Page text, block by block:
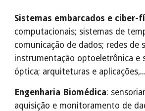
Sistemas embarcados e ciber-
computacionais; sistemas de
comunicação de dados; redes de
instrumentação optoeletrônica e
óptica; arquiteturas e aplicações,...
Engenharia Biomédica:
aquisição e monitoramento de